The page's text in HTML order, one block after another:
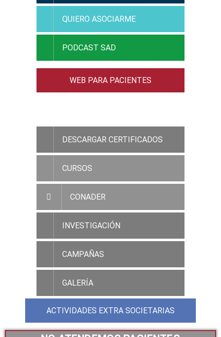
QUIERO ASOCIARME
PODCAST SAD
WEB PARA PACIENTES
DESCARGAR CERTIFICADOS
CURSOS
CONADER
INVESTIGACIÓN
CAMPAÑAS
GALERÍA
ACTIVIDADES EXTRA SOCIETARIAS